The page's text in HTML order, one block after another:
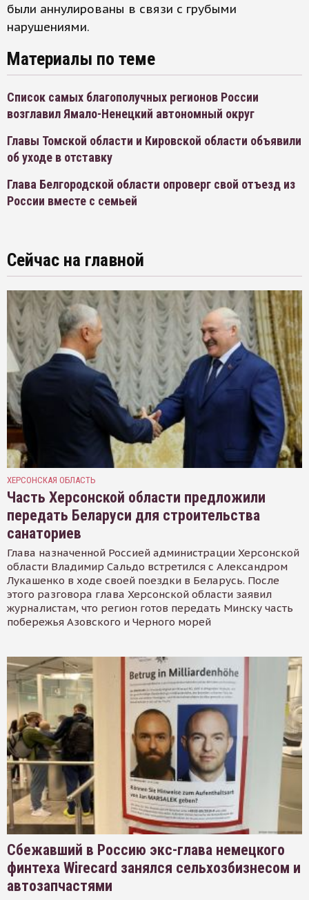
были аннулированы в связи с грубыми
нарушениями.
Материалы по теме
Список самых благополучных регионов России
возглавил Ямало-Ненецкий автономный округ
Главы Томской области и Кировской области объявили
об уходе в отставку
Глава Белгородской области опроверг свой отъезд из
России вместе с семьей
Сейчас на главной
ХЕРСОНСКАЯ ОБЛАСТЬ
Часть Херсонской области предложили
передать Беларуси для строительства
санаториев
Глава назначенной Россией администрации Херсонской
области Владимир Сальдо встретился с Александром
Лукашенко в ходе своей поездки в Беларусь. После
этого разговора глава Херсонской области заявил
журналистам, что регион готов передать Минску часть
побережья Азовского и Черного морей
Сбежавший в Россию экс-глава немецкого
финтеха Wirecard занялся сельхозбизнесом и
автозапчастями